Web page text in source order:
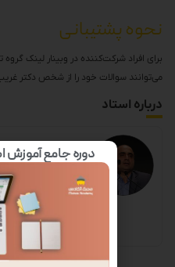
نحوه پشتیبانی
برای افراد شرکت‌کننده در وبینار لینک گروه
می‌توانند سوالات خود را از شخص دکتر
درباره استاد
دوره جامع آموزش